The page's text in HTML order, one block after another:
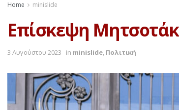
Home minislide
Επίσκεψη
3 Αυγούστου 2023 in minislide, Πολιτική